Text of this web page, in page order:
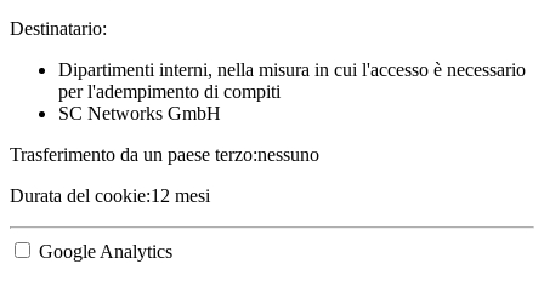
Destinatario:
Dipartimenti interni, nella misura in cui l'accesso è necessario
per l'adempimento di compiti
SC Networks GmbH
Trasferimento da un paese terzo:nessuno
Durata del cookie:12 mesi
Google Analytics